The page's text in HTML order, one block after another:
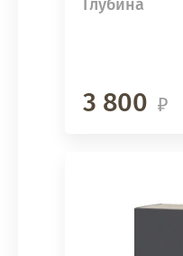
Глубина
3 800